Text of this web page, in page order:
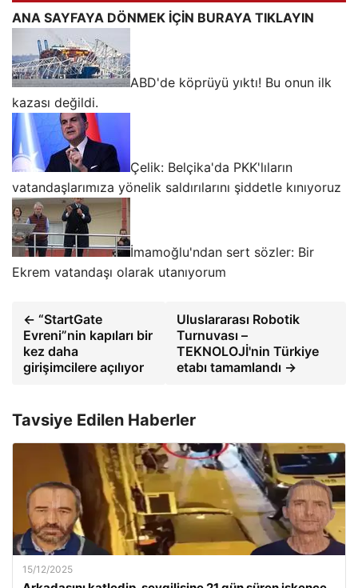
ANA SAYFAYA DÖNMEK İÇİN BURAYA TIKLAYIN
ABD'de köprüyü yıktı! Bu onun ilk
kazası değildi.
Çelik: Belçika'da PKK'lıların
vatandaşlarımıza yönelik saldırılarını şiddetle kınıyoruz
İmamoğlu'ndan sert sözler: Bir
Ekrem vatandaşı olarak utanıyorum
← “StartGate
Evreni”nin kapıları bir
kez daha
girişimcilere açılıyor
Uluslararası Robotik
Turnuvası –
TEKNOLOJİ'nin Türkiye
etabı tamamlandı →
Tavsiye Edilen Haberler
15/12/2025